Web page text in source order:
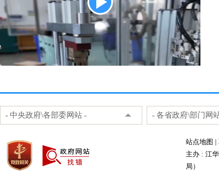
- 中央政府\各部委网站 - - 各省政府\部门网
站点地图
主办 : 江
局）